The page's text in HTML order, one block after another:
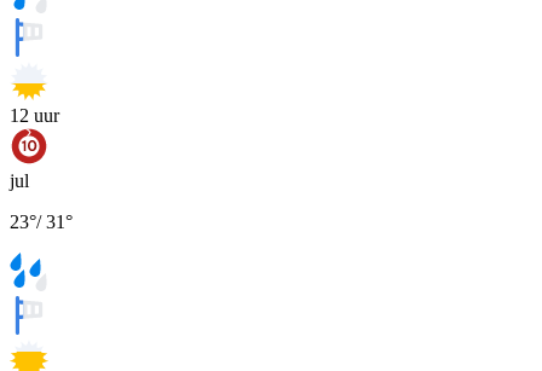
12 uur
jul
23°/31°